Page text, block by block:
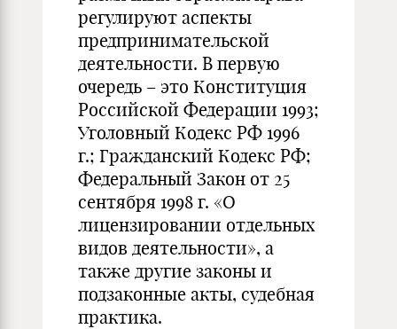
регулируют аспекты
предпринимательской
деятельности. В первую
очередь – это Конституция
Российской Федерации 1993;
Уголовный Кодекс РФ 1996
г.; Гражданский Кодекс РФ;
Федеральный Закон от 25
сентября 1998 г. «О
лицензировании отдельных
видов деятельности», а
также другие законы и
подзаконные акты, судебная
практика.